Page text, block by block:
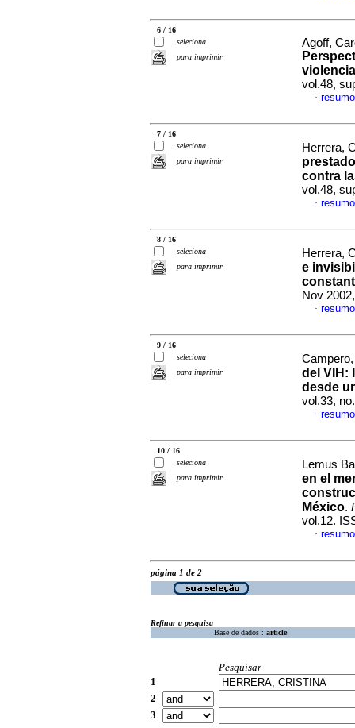
6 / 16
seleciona
para imprimir
Agoff,
vol.48,
·
7 / 16
seleciona
para imprimir
Herrera,
contra
vol.48,
·
8 / 16
seleciona
para imprimir
Herrera,
e
Nov
·
9 / 16
seleciona
para imprimir
del VIH :
desde
vol.33,
·
10 / 16
seleciona
para imprimir
Lemus
en el
México.
vol.12.
·
página 1 de 2
Refinar a pesquisa
Base de dados : article
Pesquisar
1
2
3